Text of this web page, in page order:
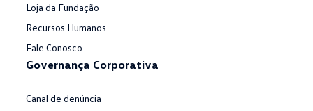
Loja da Fundação
Recursos Humanos
Fale Conosco
Governança Corporativa
Canal de denúncia